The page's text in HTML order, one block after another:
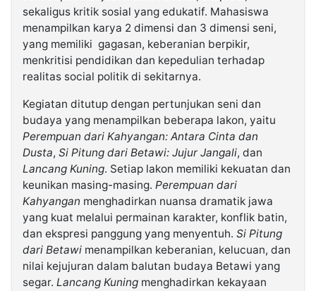
sekaligus kritik sosial yang edukatif. Mahasiswa
menampilkan karya 2 dimensi dan 3 dimensi seni,
yang memiliki gagasan, keberanian berpikir,
menkritisi pendidikan dan kepedulian terhadap
realitas social politik di sekitarnya.
Kegiatan ditutup dengan pertunjukan seni dan
budaya yang menampilkan beberapa lakon, yaitu
Perempuan dari Kahyangan: Antara Cinta dan
Dusta, Si Pitung dari Betawi: Jujur Jangali, dan
Lancang Kuning. Setiap lakon memiliki kekuatan dan
keunikan masing-masing. Perempuan dari
Kahyangan menghadirkan nuansa dramatik jawa
yang kuat melalui permainan karakter, konflik batin,
dan ekspresi panggung yang menyentuh. Si Pitung
dari Betawi menampilkan keberanian, kelucuan, dan
nilai kejujuran dalam balutan budaya Betawi yang
segar. Lancang Kuning menghadirkan kekayaan